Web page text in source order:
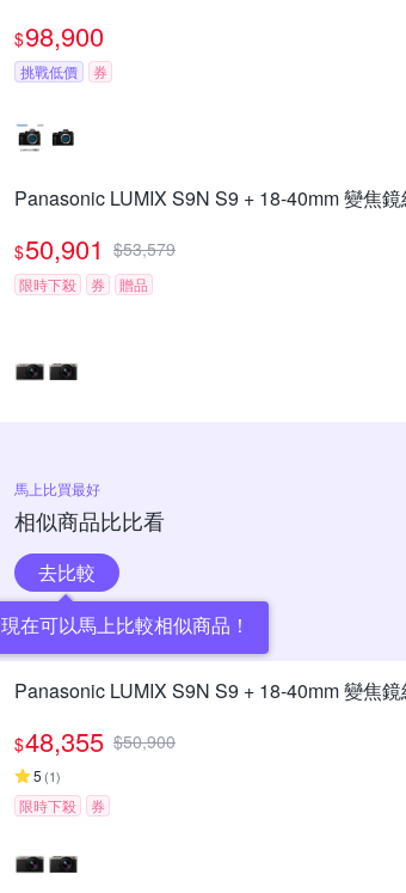
$98,900
挑戰低價 券
Panasonic LUMIX S9N S9 + 18-40mm 變焦
$50,901 $53,579
限時下殺 券 贈品
馬上比買最好
相似商品比比看
去比較
現在可以馬上比較相似商品！
Panasonic LUMIX S9N S9 + 18-40mm 變焦
$48,355 $50,900
5 (1)
限時下殺 券